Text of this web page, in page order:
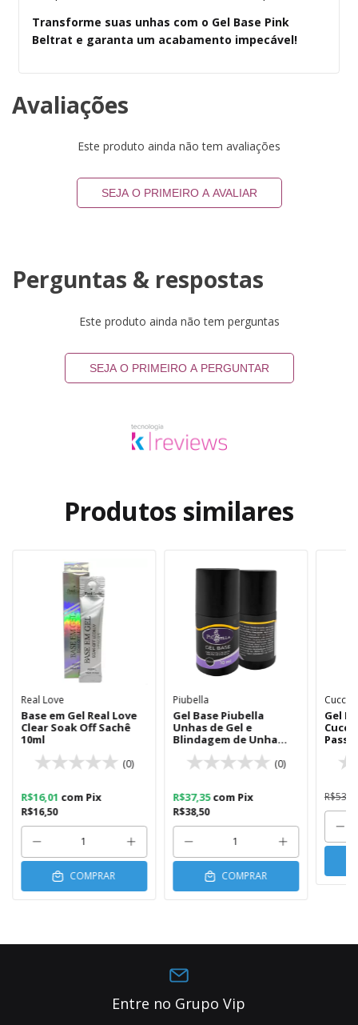
Transforme suas unhas com o Gel Base Pink
Beltrat e garanta um acabamento impecável!
Avaliações
Este produto ainda não tem avaliações
SEJA O PRIMEIRO A AVALIAR
Perguntas & respostas
Este produto ainda não tem perguntas
SEJA O PRIMEIRO A PERGUNTAR
Produtos similares
Real Love
Base em Gel Real Love
Clear Soak Off Sachê
10ml
(0)
R$16,50
R$16,01 com Pix
COMPRAR
Piubella
Gel Base Piubella
Unhas de Gel e
Blindagem de Unha
(0)
R$38,50
R$37,35com Pix
COMPRAR
Cuccio
Gel
Passo
Entre no Grupo Vip